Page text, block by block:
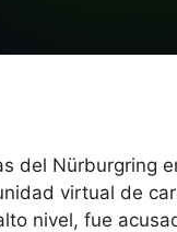
del Nürburgring
virtual de
nivel, fue